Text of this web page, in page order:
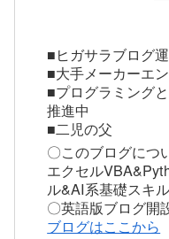
■ヒガサラブログ
■大手メーカーエ
■プログラミング
推進中
■二児の父
〇このブログにつ
エクセル
ル&AI系基礎スキ
〇英語版ブログ開
ブログはここから